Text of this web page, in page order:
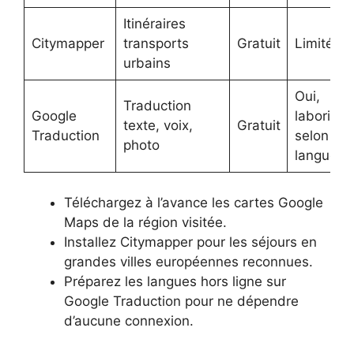
Citymapper
Itinéraires
transports
urbains
Gratuit Limité
Google
Traduction
Traduction
texte, voix,
photo
Gratuit
Oui,
laborieux
selon
langues
Téléchargez à l’avance les cartes Google
Maps de la région visitée.
Installez Citymapper pour les séjours en
grandes villes européennes reconnues.
Préparez les langues hors ligne sur
Google Traduction pour ne dépendre
d’aucune connexion.